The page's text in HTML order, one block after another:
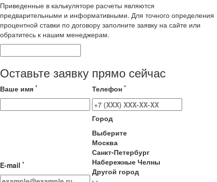
Приведенные в калькуляторе расчеты являются
предварительными и информативными. Для точного определения
процентной ставки по договору заполните заявку на сайте или
обратитесь к нашим менеджерам.
Оставьте заявку прямо сейчас
Ваше имя * Телефон *
E-mail *
Город
Выберите
Москва
Санкт-Петербург
Набережные Челны
Другой город